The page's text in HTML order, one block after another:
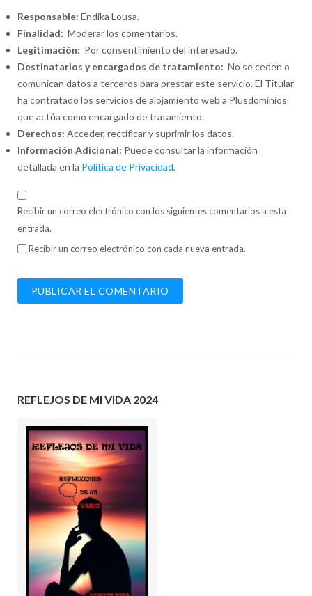
Responsable: Endika Lousa.
Finalidad: Moderar los comentarios.
Legitimación: Por consentimiento del interesado.
Destinatarios y encargados de tratamiento: No se ceden o
comunican datos a terceros para prestar este servicio. El Titular
ha contratado los servicios de alojamiento web a Plusdominios
que actúa como encargado de tratamiento.
Derechos: Acceder, rectificar y suprimir los datos.
Información Adicional: Puede consultar la información
detallada en la Política de Privacidad.
Recibir un correo electrónico con los siguientes comentarios a esta
entrada.
Recibir un correo electrónico con cada nueva entrada.
REFLEJOS DE MI VIDA 2024